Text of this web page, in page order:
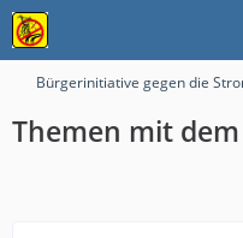
Bürgerinitiative gegen die
Themen mit dem